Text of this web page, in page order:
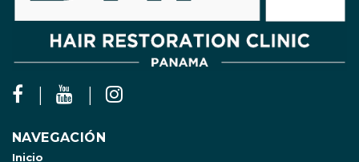
NAVEGACIÓN
Inicio